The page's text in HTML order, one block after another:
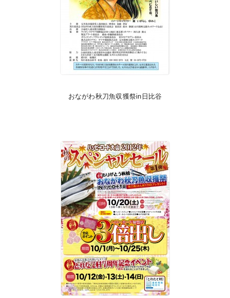
おながわ秋刀魚収獲祭in日比谷